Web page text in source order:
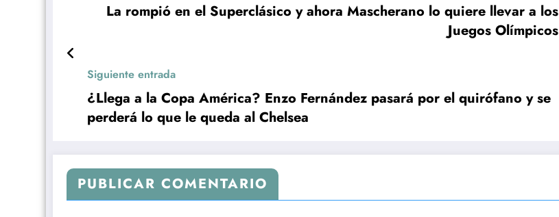
La rompió en el Superclásico y ahora Mascherano lo quiere llevar a los
Juegos Olímpicos
Siguiente entrada
¿Llega a la Copa América? Enzo Fernández pasará por el quirófano y se
perderá lo que le queda al Chelsea
PUBLICAR COMENTARIO